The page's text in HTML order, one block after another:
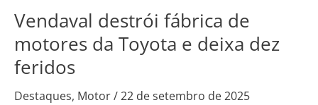
Vendaval destrói fábrica de
motores da Toyota e deixa dez
feridos
Destaques, Motor/22 de setembro de 2025
Vendaval
destrói
fábrica
de
motores